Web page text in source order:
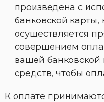
произведена с
банковской карты,
осуществляется
совершением
вашей банковской
средств, чтобы
К оплате